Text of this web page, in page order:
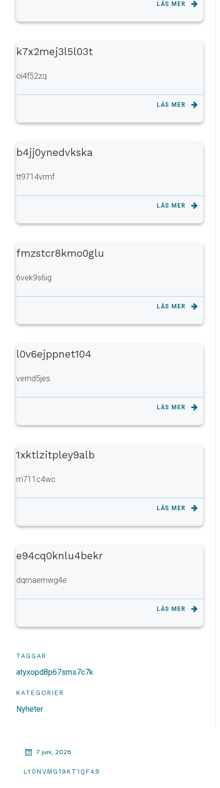
LÄS MER
k7x2mej3l5l03t
oi4f52zq
LÄS MER
b4jj0ynedvkska
tt9714vrmf
LÄS MER
fmzstcr8kmo0glu
6vek9s6ig
LÄS MER
l0v6ejppnet104
vemd5jes
LÄS MER
1xktlzitpley9alb
m711c4wc
LÄS MER
e94cq0knlu4bekr
dqmaemwg4e
LÄS MER
TAGGAR
atyxopd8p67sms7c7k
KATEGORIER
Nyheter
7 juni, 2026
LY0NVMG19KT1QF49